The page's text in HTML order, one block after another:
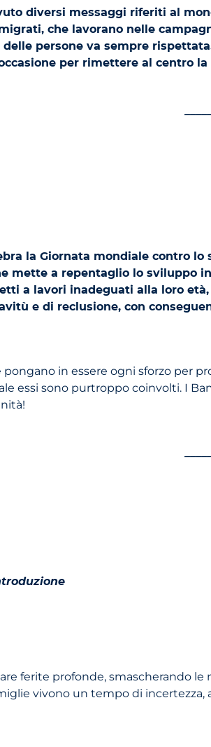
diversi messaggi riferiti al
che lavorano nelle
persone va sempre
per rimettere al centro
la Giornata mondiale contro
mette a repentaglio lo sviluppo
a lavori inadeguati alla loro
e di reclusione, con
in essere ogni sforzo per
essi sono purtroppo coinvolti. I
ferite profonde, smascherando
vivono un tempo di